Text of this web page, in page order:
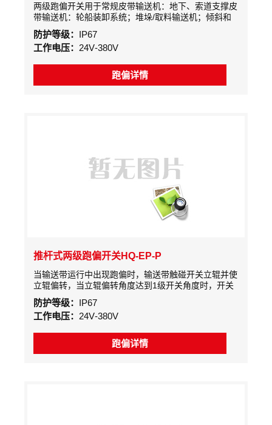
两级跑偏开关用于常规皮带输送机：地下、索道支撑皮
带输送机：轮船装卸系统；堆垛/取料输送机；倾斜和
梭式输送机；起重机、挖掘机，起重臂限位：裙边给料
机,输送机：重型极限开关检测胶带的跑偏量，是实现
胶带机控制的自动和停机的保护装置。
防护等级： IP67
工作电压： 24V-380V
跑偏详情
推杆式两级跑偏开关HQ-EP-P
当输送带运行中出现跑偏时，输送带触碰开关立辊并使
立辊偏转，当立辊偏转角度达到1级开关角度时，开关
发出信号。当输送带跑偏严重，达到2级开关角度时，
开关发出停机信号，实现输送带跑偏故障自动停机。当
跑偏故障排除后，胶带机正常运转时，开关立辊可自动
防护等级： IP67
工作电压： 24V-380V
跑偏详情